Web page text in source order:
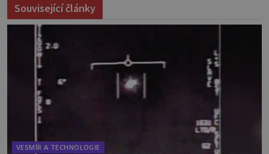
Související články
VESMÍR A TECHNOLOGIE